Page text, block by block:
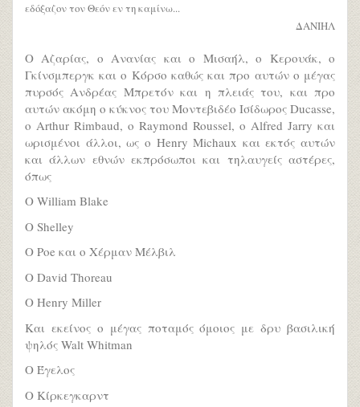
εδόξαζον τον Θεόν εν τη καμίνω...
ΔΑΝΙΗΛ
Ο Αζαρίας, ο Ανανίας και ο Μισαήλ, ο Κερουάκ, ο
Γκίνσμπεργκ και ο Κόρσο καθώς και προ αυτών ο μέγας
πυρσός Ανδρέας Μπρετόν και η πλειάς του, και προ
αυτών ακόμη ο κύκνος του Μοντεβιδέο Ισίδωρος Ducasse,
ο Arthur Rimbaud, ο Raymond Roussel, ο Alfred Jarry και
ωρισμένοι άλλοι, ως ο Henry Michaux και εκτός αυτών
και άλλων εθνών εκπρόσωποι και τηλαυγείς αστέρες,
όπως
Ο William Blake
Ο Shelley
Ο Poe και ο Χέρμαν Μέλβιλ
Ο David Thoreau
Ο Henry Miller
Και εκείνος ο μέγας ποταμός όμοιος με δρυ βασιλική
ψηλός Walt Whitman
Ο Έγελος
Ο Κίρκεγκαρντ